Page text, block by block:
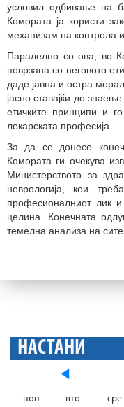
условил одбивање на
Комората ја користи
механизам на контрола и
Паралелно со ова, во
поврзана со неговото
даде јавна и остра
јасно ставајќи до
етичките принципи и
лекарската професија.
За да се донесе
Комората ги очекува
Министерството за
неврологија, кои
професионалниот лик и
целина. Конечната
темелна анализа на
НАСТАНИ
пон вто сре